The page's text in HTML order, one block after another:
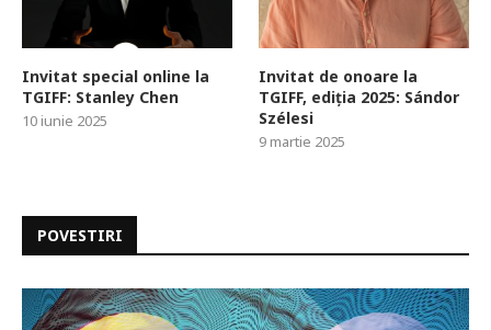
Invitat special online la
TGIFF: Stanley Chen
10 iunie 2025
Invitat de onoare la
TGIFF, ediția 2025: Sándor
Szélesi
9 martie 2025
POVESTIRI